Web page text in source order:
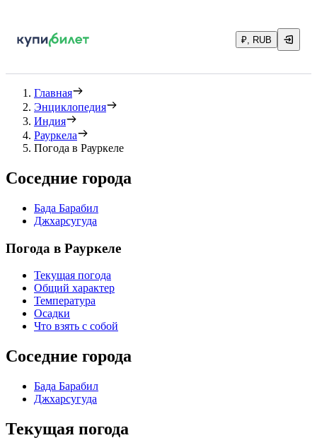
₽, RUB
Главная
Энциклопедия
Индия
Рауркела
Погода в Рауркеле
Соседние города
Бада Барабил
Джхарсугуда
Погода в Рауркеле
Текущая погода
Общий характер
Температура
Осадки
Что взять с собой
Соседние города
Бада Барабил
Джхарсугуда
Текущая погода